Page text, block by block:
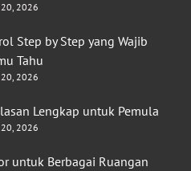
2026
Step by Step yang Wajib
Tahu
2026
Lengkap untuk Pemula
2026
untuk Berbagai Ruangan